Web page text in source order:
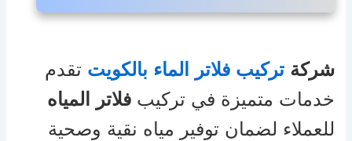
شركةتركيب فلاتر الماء بالكويت تقدم
خدمات متميزة في تركيبفلاتر المياه
للعملاء لضمان توفير مياه نقية وصحية